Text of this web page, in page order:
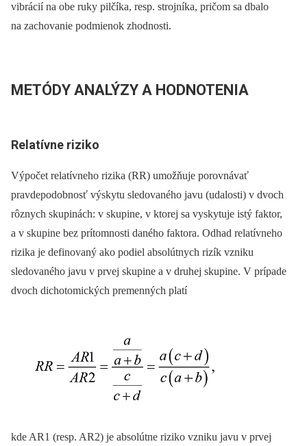
vibrácií na obe ruky pilčíka, resp. strojníka, pričom sa dbalo
na zachovanie podmienok zhodnosti.
METÓDY ANALÝZY A HODNOTENIA
Relatívne riziko
Výpočet relatívneho rizika (RR) umožňuje porovnávať
pravdepodobnosť výskytu sledovaného javu (udalosti) v dvoch
rôznych skupinách: v skupine, v ktorej sa vyskytuje istý faktor,
a v skupine bez prítomnosti daného faktora. Odhad relatívneho
rizika je definovaný ako podiel absolútnych rizík vzniku
sledovaného javu v prvej skupine a v druhej skupine. V prípade
dvoch dichotomických premenných platí
kde AR1 (resp. AR2) je absolútne riziko vzniku javu v prvej